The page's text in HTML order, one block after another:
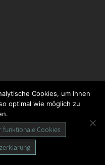
Cookies, um Ihnen
optimal wie möglich zu
funktionale Cookies